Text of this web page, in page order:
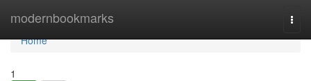
modernbookmarks
Home
Home
1